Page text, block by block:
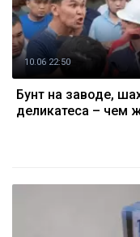
10.06 22:50
Бунт на заводе,
деликатеса – чем